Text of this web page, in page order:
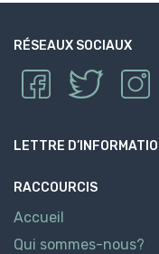
RÉSEAUX SOCIAUX
LETTRE
RACCOURCIS
Accueil
Qui sommes-nous?